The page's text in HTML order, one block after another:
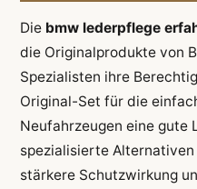
Die bmw lederpflege
die Originalprodukte von
Spezialisten ihre
Original-Set für die
Neufahrzeugen eine gute
spezialisierte
stärkere Schutzwirkung